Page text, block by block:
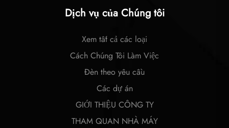
Dịch vụ của Chúng tôi
Xem tất cả các loại
Cách Chúng Tôi Làm Việc
Đèn theo yêu cầu
Các dự án
GIỚI THIỆU CÔNG TY
THAM QUAN NHÀ MÁY